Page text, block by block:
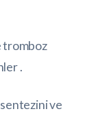
tromboz
.
ve